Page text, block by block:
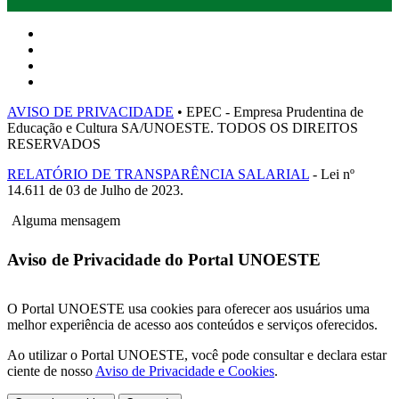
AVISO DE PRIVACIDADE • EPEC - Empresa Prudentina de
Educação e Cultura SA/UNOESTE. TODOS OS DIREITOS
RESERVADOS
RELATÓRIO DE TRANSPARÊNCIA SALARIAL - Lei nº
14.611 de 03 de Julho de 2023.
Alguma mensagem
Aviso de Privacidade do Portal UNOESTE
O Portal UNOESTE usa cookies para oferecer aos usuários uma
melhor experiência de acesso aos conteúdos e serviços oferecidos.
Ao utilizar o Portal UNOESTE, você pode consultar e declara estar
ciente de nosso Aviso de Privacidade e Cookies.